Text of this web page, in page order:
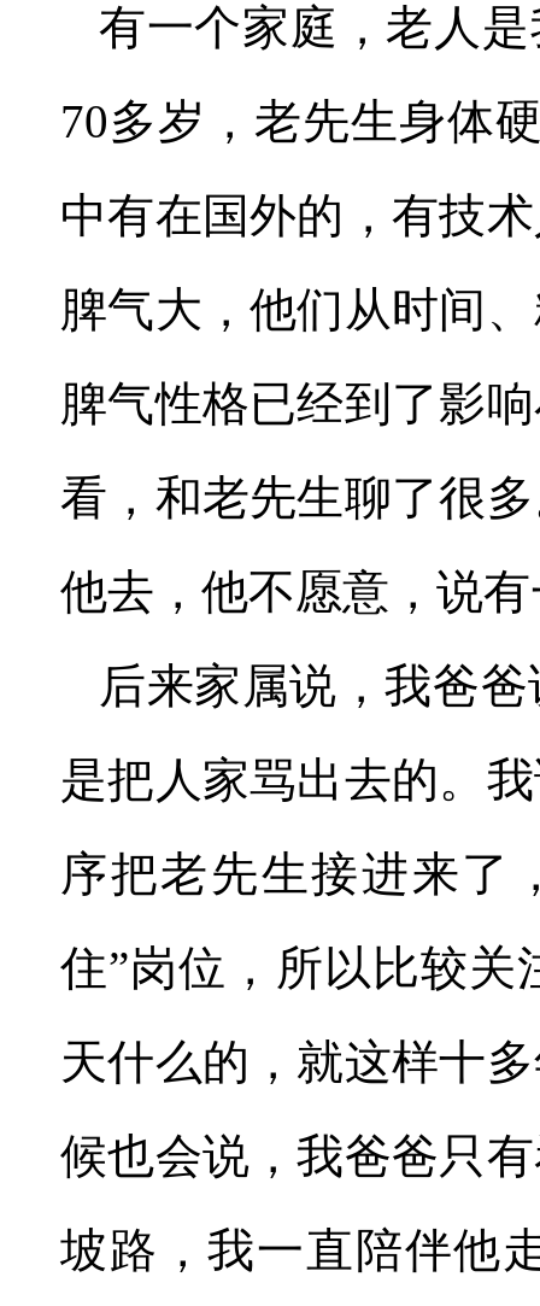
有一个家庭，老人
70多岁，老先生身体
中有在国外的，有技
脾气大，他们从时间
脾气性格已经到了影
看，和老先生聊了很
他去，他不愿意，说
后来家属说，我爸
是把人家骂出去的。
序把老先生接进来了
住”岗位，所以比较关
天什么的，就这样十
候也会说，我爸爸只
坡路，我一直陪伴他